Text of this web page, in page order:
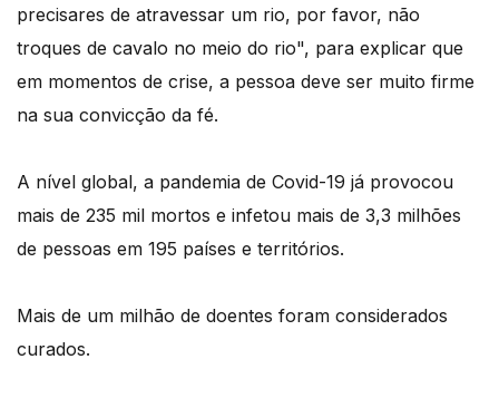
precisares de atravessar um rio, por favor, não
troques de cavalo no meio do rio", para explicar que
em momentos de crise, a pessoa deve ser muito firme
na sua convicção da fé.
A nível global, a pandemia de Covid-19 já provocou
mais de 235 mil mortos e infetou mais de 3,3 milhões
de pessoas em 195 países e territórios.
Mais de um milhão de doentes foram considerados
curados.